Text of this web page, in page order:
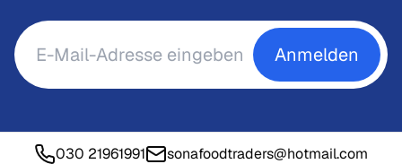
Anmelden
030 21961991 sonafoodtraders@hotmail.com